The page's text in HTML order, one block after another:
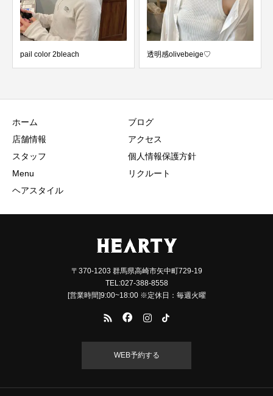
pail color 2bleach 透明感olivebeige♡
ホーム
店舗情報
スタッフ
Menu
ヘアスタイル
ブログ
アクセス
個人情報保護方針
リクルート
〒370-1203 群馬県高崎市矢中町729-19
TEL:027-388-8558
[営業時間]9:00~18:00 ※定休日：毎週火曜
WEB予約する